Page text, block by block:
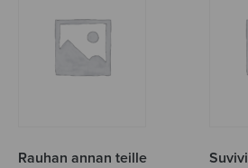
Rauhan annan teille